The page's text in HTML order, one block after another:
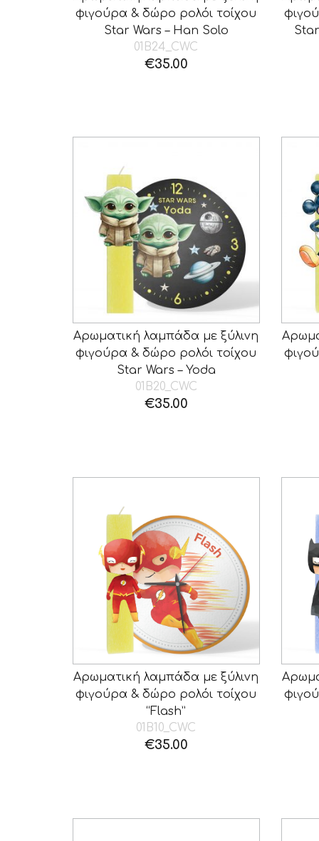
φιγούρα & δώρο ρολόι τοίχου
Star Wars – Han Solo
01B24_CWC
€35.00
Αρωματική λαμπάδα με ξύλινη
φιγούρα & δώρο ρολόι τοίχου
Star Wars – Yoda
01B20_CWC
€35.00
Αρωματική λαμπάδα με ξύλινη
φιγούρα & δώρο ρολόι τοίχου
“Flash”
01B10_CWC
€35.00